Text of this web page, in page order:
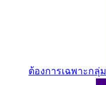
ต้องการเฉพาะกลุ่ม